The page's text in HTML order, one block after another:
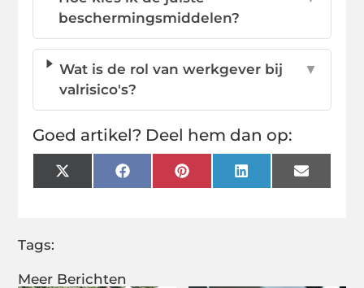
Meer Berichten
beschermingsmiddelen?
Wat is de rol van werkgever bij
valrisico's?
▼
Goed artikel? Deel hem dan op:
X
(Twitter)
FacebookPinterestLinkedInEmail
Tags: